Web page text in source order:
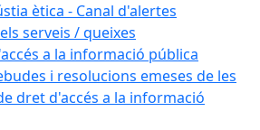
ètica - Canal d'alertes
serveis / queixes
a la informació pública
i resolucions emeses de les
dret d'accés a la informació